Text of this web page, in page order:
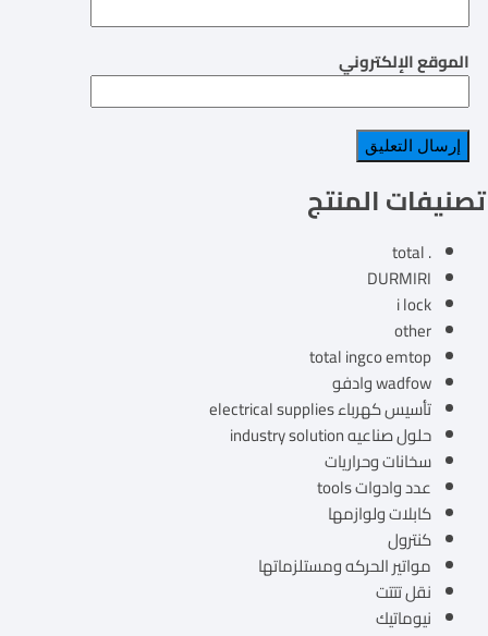
الموقع الإلكتروني
تصنيفات المنتج
. total
DURMIRI
i lock
other
total ingco emtop
wadfow وادفو
تأسيس كهرباء electrical supplies
حلول صناعيه industry solution
سخانات وحراريات
عدد وادوات tools
كابلات ولوازمها
كنترول
مواتير الحركه ومستلزماتها
نقل تتتت
نيوماتيك